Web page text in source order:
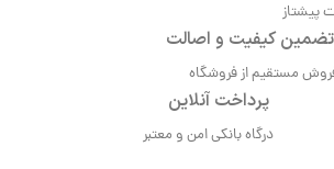
پیشتاز
تضمین کیفیت و اصالت
مستقیم از فروشگاه
پرداخت آنلاین
درگاه بانکی امن و معتبر